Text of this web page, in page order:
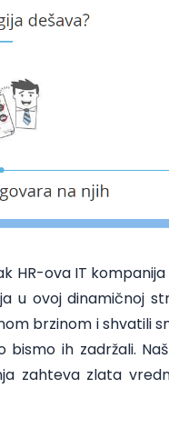
ova IT kompanija
u ovoj dinamičnoj
brzinom i shvatili
ih zadržali.
zahteva zlata